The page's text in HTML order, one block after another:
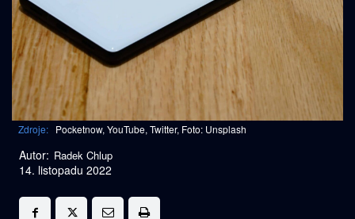
Zdroje: Pocketnow, YouTube, Twitter, Foto: Unsplash
Autor: Radek Chlup
14. listopadu 2022